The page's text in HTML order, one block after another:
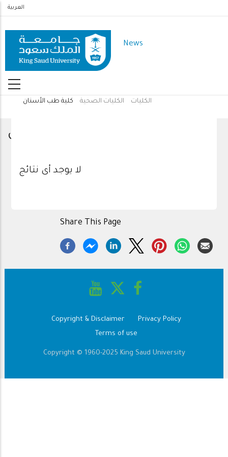
Skip
main
content
العربية
News
الكليات الكليات الصحية كلية طب الأسنان
كلية طب الأسنان
لا يوجد أى نتائج
Share This Page
Copyright & Disclaimer
Privacy Policy
Terms of use
Copyright © 1960-2025 King Saud University